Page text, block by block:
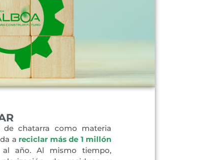
chatarra como materia
a reciclar más de 1 millón
al año. Al mismo tiempo,